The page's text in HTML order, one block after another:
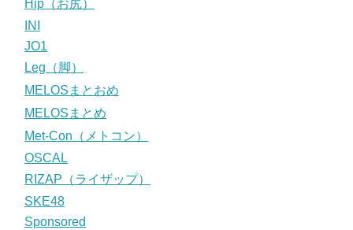
Hip（お尻）
INI
JO1
Leg（脚）
MELOSまとおめ
MELOSまとめ
Met-Con（メトコン）
OSCAL
RIZAP（ライザップ）
SKE48
Sponsored